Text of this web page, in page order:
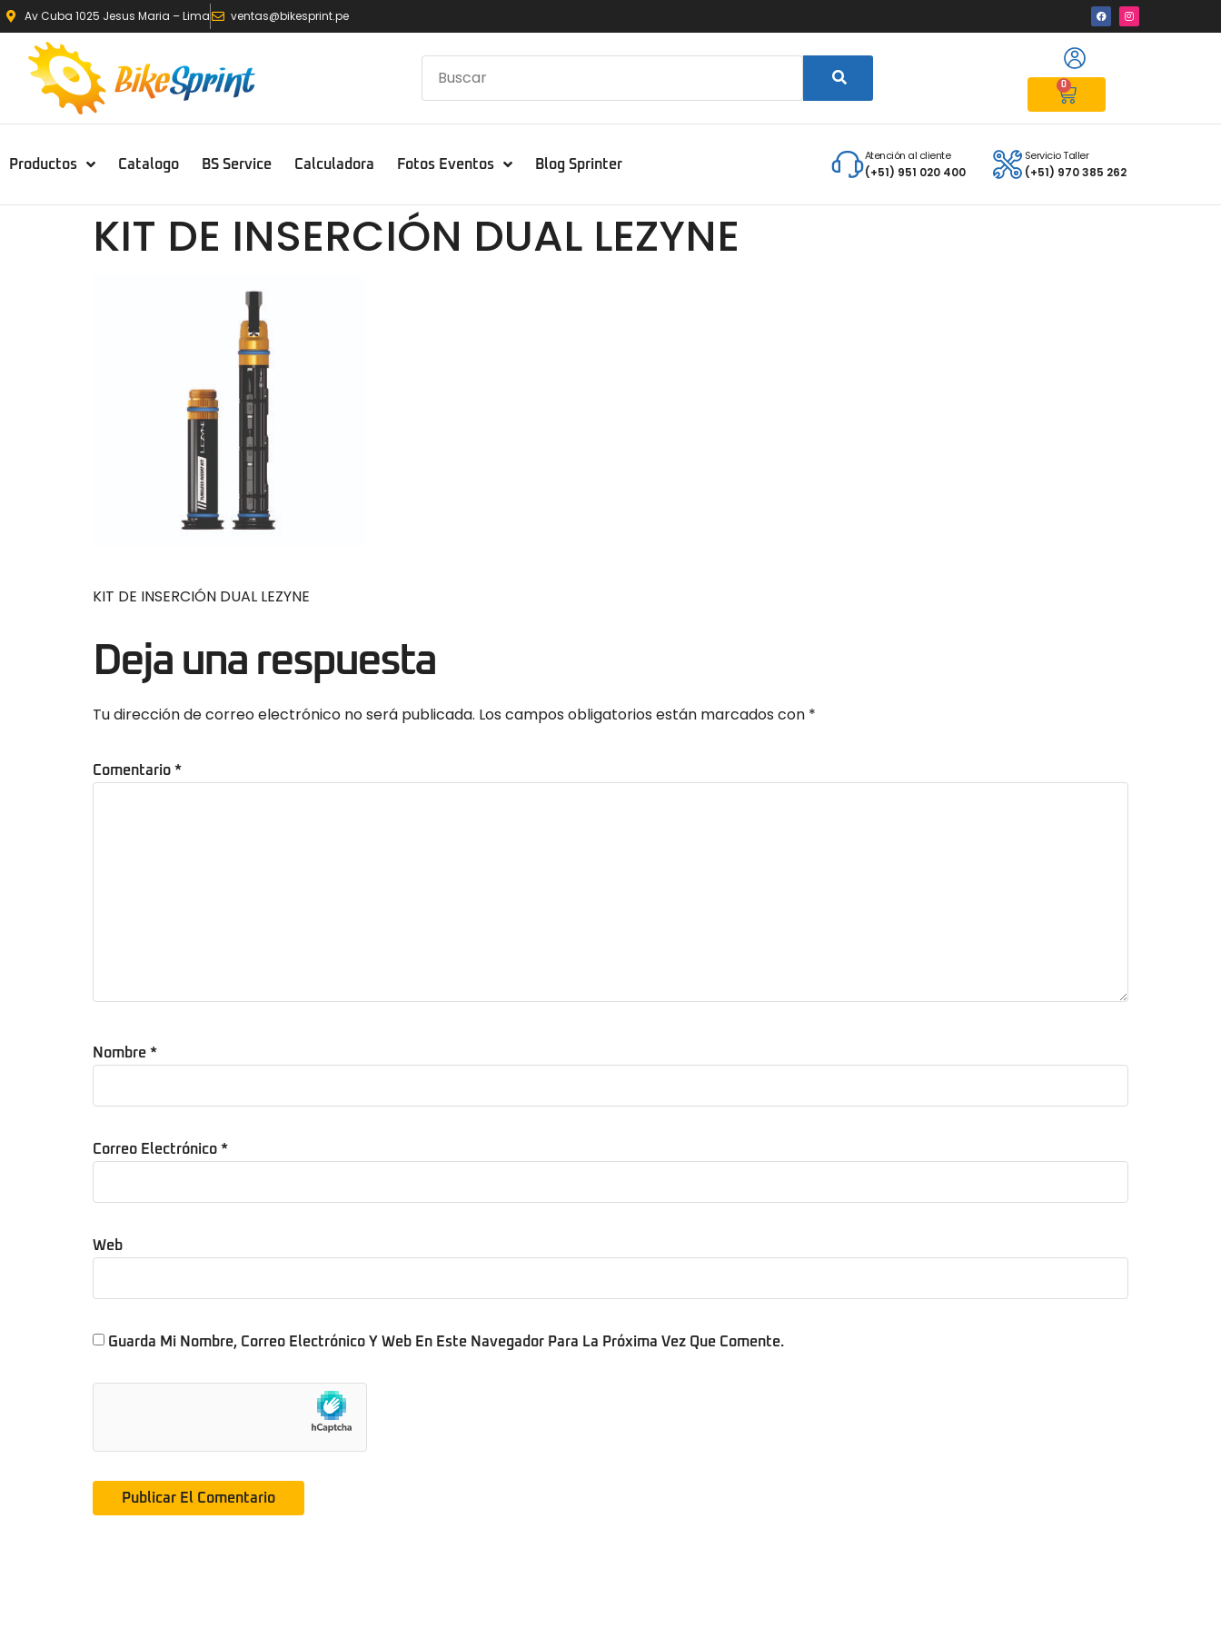
Av Cuba 1025 Jesus Maria – Lima ventas@bikesprint.pe
0
Productos Catalogo BS Service Calculadora Fotos Eventos Blog Sprinter
Atención al cliente
(+51) 951 020 400
Servicio Taller
(+51) 970 385 262
KIT DE INSERCIÓN DUAL LEZYNE
KIT DE INSERCIÓN DUAL LEZYNE
Deja una respuesta
Tu dirección de correo electrónico no será publicada. Los campos obligatorios están marcados con *
Comentario *
Nombre *
Correo Electrónico *
Web
Guarda Mi Nombre, Correo Electrónico Y Web En Este Navegador Para La Próxima Vez Que Comente.